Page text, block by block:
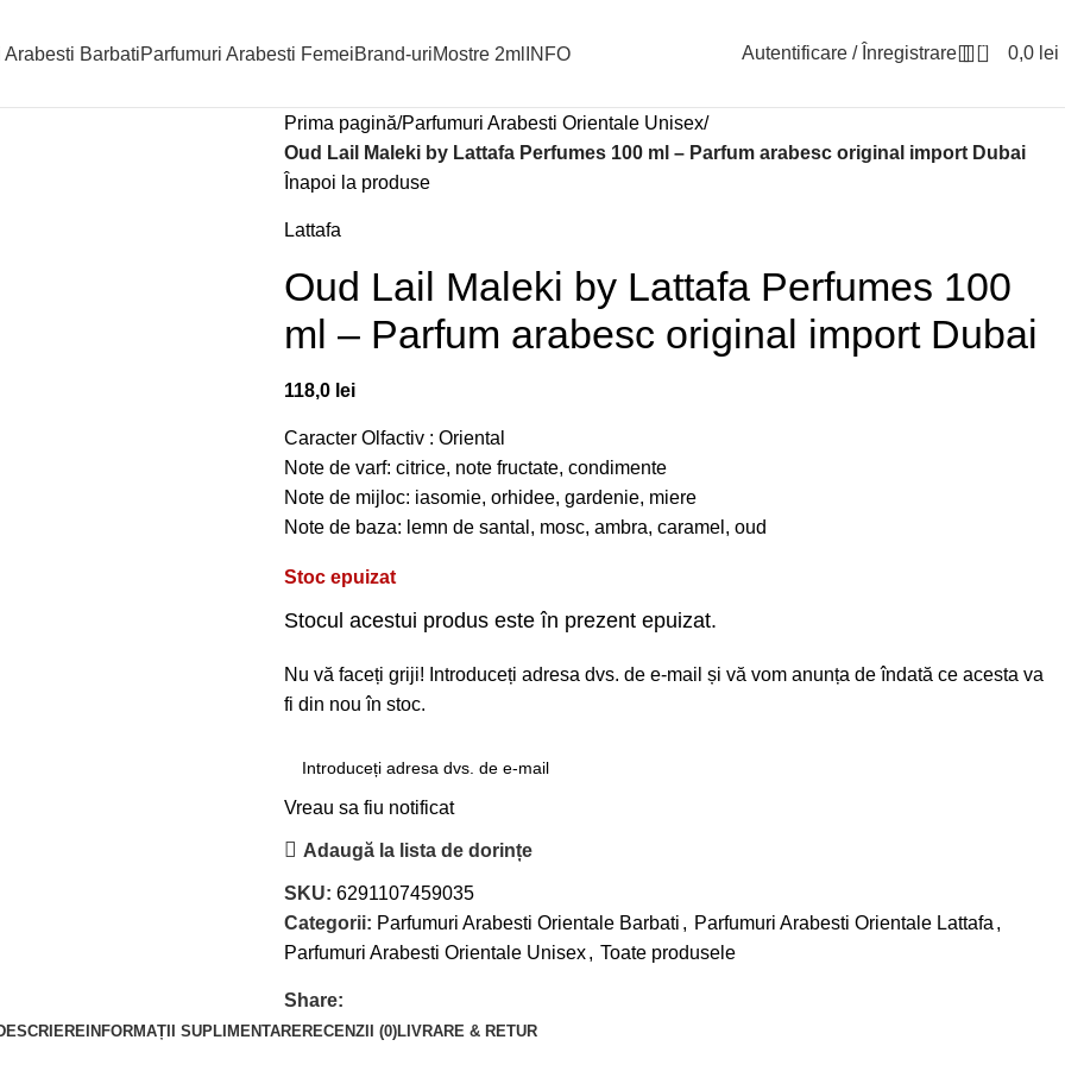
Arabesti BarbatiParfumuri Arabesti FemeiBrand-uriMostre 2ml INFO Autentificare / Înregistrare 0 0,0 lei
Prima pagină Parfumuri Arabesti Orientale Unisex
Oud Lail Maleki by Lattafa Perfumes 100 ml – Parfum arabesc original import Dubai
Înapoi la produse
Lattafa
Oud Lail Maleki by Lattafa Perfumes 100
ml – Parfum arabesc original import Dubai
118,0 lei
Caracter Olfactiv : Oriental
Note de varf: citrice, note fructate, condimente
Note de mijloc: iasomie, orhidee, gardenie, miere
Note de baza: lemn de santal, mosc, ambra, caramel, oud
Stoc epuizat
Stocul acestui produs este în prezent epuizat.
Nu vă faceți griji! Introduceți adresa dvs. de e-mail și vă vom anunța de îndată ce acesta va
fi din nou în stoc.
Vreau sa fiu notificat
Adaugă la lista de dorințe
SKU: 6291107459035
Categorii: Parfumuri Arabesti Orientale Barbati , Parfumuri Arabesti Orientale Lattafa ,
Parfumuri Arabesti Orientale Unisex, Toate produsele
Share:
INFORMAȚII SUPLIMENTARERECENZII (0)LIVRARE & RETUR